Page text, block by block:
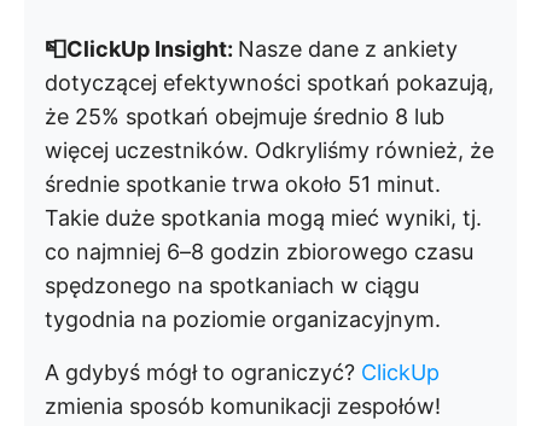
📮ClickUp Insight: Nasze dane z ankiety
dotyczącej efektywności spotkań pokazują,
że 25% spotkań obejmuje średnio 8 lub
więcej uczestników. Odkryliśmy również, że
średnie spotkanie trwa około 51 minut.
Takie duże spotkania mogą mieć wyniki, tj.
co najmniej 6–8 godzin zbiorowego czasu
spędzonego na spotkaniach w ciągu
tygodnia na poziomie organizacyjnym.
A gdybyś mógł to ograniczyć? ClickUp
zmienia sposób komunikacji zespołów!